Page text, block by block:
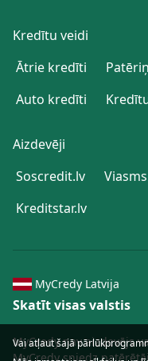
Kredītu veidi
Ātrie kredīti
Auto kredīti
Aizdevēji
Soscredit.lv
Kreditstar.lv
MyCredy Latvija
Skatīt visas valstis
MyCredy nav aizdevējs
MyCredy sniedz
Vai atļaut šajā